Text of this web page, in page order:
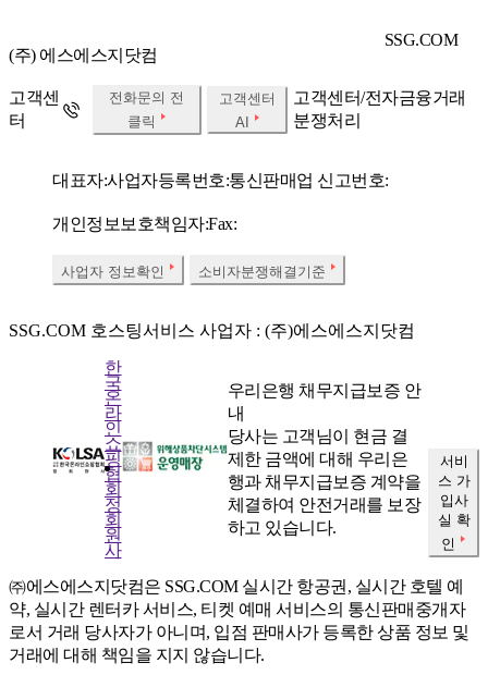
(주) 에스에스지닷컴
고객센
터
전화문의 전
클릭
고객센터
AI
고객센터/전자금융거래
분쟁처리
대표자:사업자등록번호:통신판매업 신고번호:
개인정보보호책임자:Fax:
사업자 정보확인 소비자분쟁해결기준
SSG.COM
SSG.COM 호스팅서비스 사업자 : (주)에스에스지닷컴
한
국
온
라
인
쇼
핑
협
회
정
회
원
사
우리은행 채무지급보증 안
내
당사는 고객님이 현금 결
제한 금액에 대해 우리은
행과 채무지급보증 계약을
체결하여 안전거래를 보장
하고 있습니다.
서비
스 가
입사
실 확
인
㈜에스에스지닷컴은 SSG.COM 실시간 항공권, 실시간 호텔 예
약, 실시간 렌터카 서비스, 티켓 예매 서비스의 통신판매중개자
로서 거래 당사자가 아니며, 입점 판매사가 등록한 상품 정보 및
거래에 대해 책임을 지지 않습니다.